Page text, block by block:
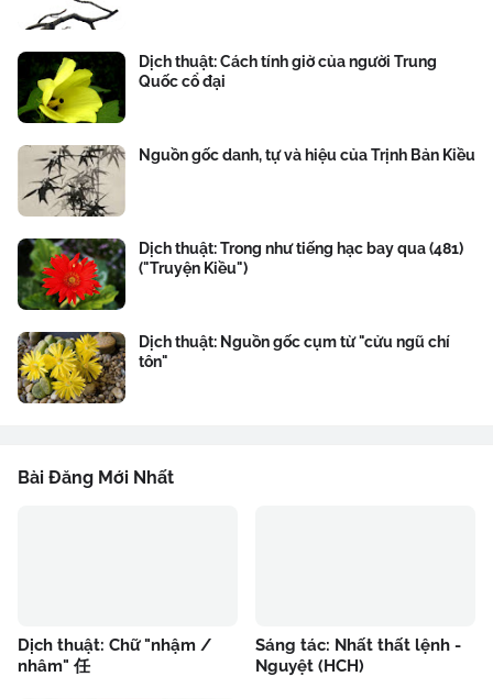
Dịch thuật: Cách tính giờ của người Trung
Quốc cổ đại
Nguồn gốc danh, tự và hiệu của Trịnh Bản Kiều
Dịch thuật: Trong như tiếng hạc bay qua (481)
("Truyện Kiều")
Dịch thuật: Nguồn gốc cụm từ "cửu ngũ chí
tôn"
Bài Đăng Mới Nhất
Dịch thuật: Chữ "nhậm /
nhâm" 任
Sáng tác: Nhất thất lệnh -
Nguyệt (HCH)